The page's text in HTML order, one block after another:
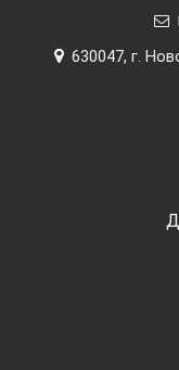
630047, г.